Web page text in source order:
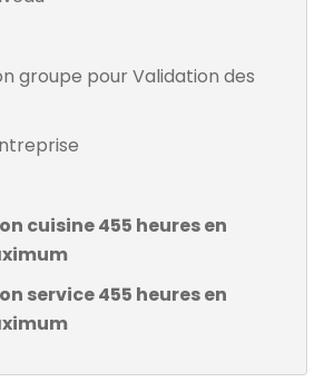
groupe pour Validation des
cuisine 455 heures en
service 455 heures en